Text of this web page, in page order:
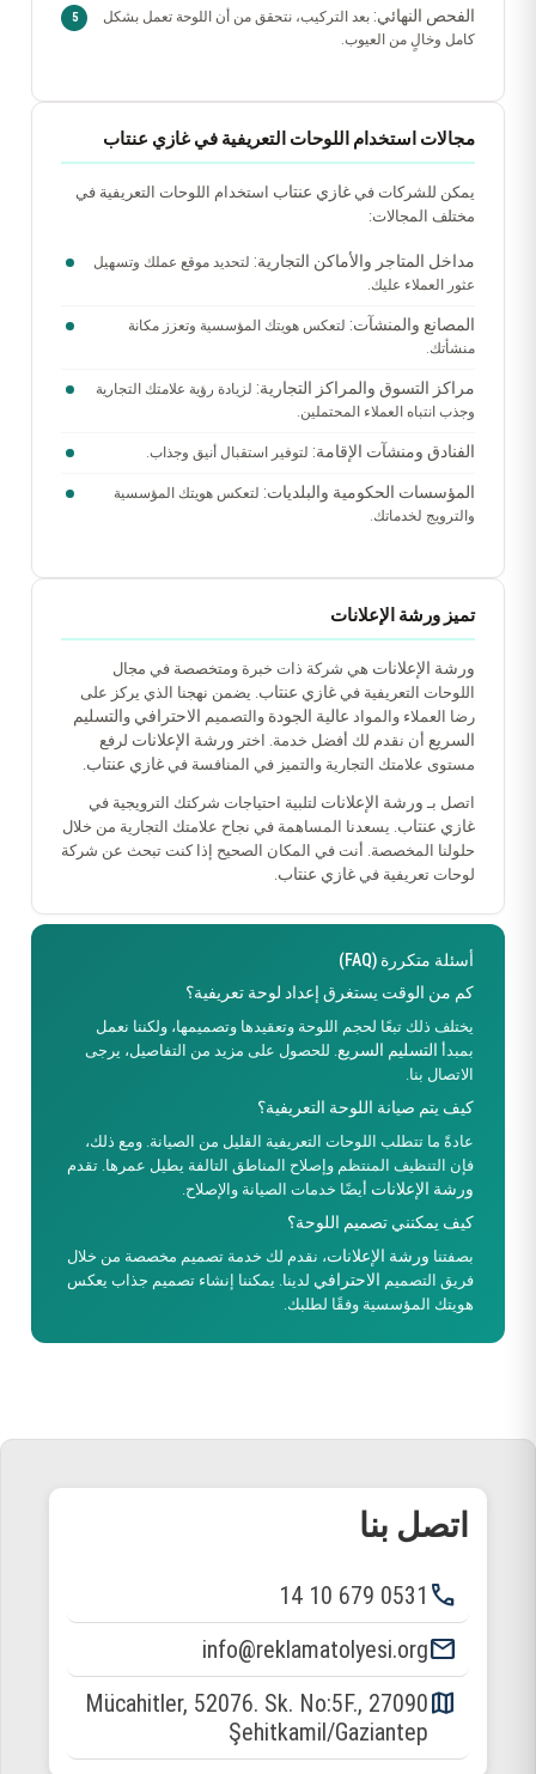
الفحص النهائي: بعد التركيب، نتحقق من أن اللوحة تعمل بشكل
كامل وخالٍ من العيوب.
مجالات استخدام اللوحات التعريفية في غازي عنتاب
يمكن للشركات في غازي عنتاب استخدام اللوحات التعريفية في
مختلف المجالات:
مداخل المتاجر والأماكن التجارية: لتحديد موقع عملك وتسهيل
عثور العملاء عليك.
المصانع والمنشآت: لتعكس هويتك المؤسسية وتعزز مكانة
منشأتك.
مراكز التسوق والمراكز التجارية: لزيادة رؤية علامتك التجارية
وجذب انتباه العملاء المحتملين.
الفنادق ومنشآت الإقامة: لتوفير استقبال أنيق وجذاب.
المؤسسات الحكومية والبلديات: لتعكس هويتك المؤسسية
والترويج لخدماتك.
تميز ورشة الإعلانات
ورشة الإعلانات هي شركة ذات خبرة ومتخصصة في مجال
اللوحات التعريفية في غازي عنتاب. يضمن نهجنا الذي يركز على
رضا العملاء والمواد عالية الجودة والتصميم الاحترافي والتسليم
السريع أن نقدم لك أفضل خدمة. اختر ورشة الإعلانات لرفع
مستوى علامتك التجارية والتميز في المنافسة في غازي عنتاب.
اتصل بـ ورشة الإعلانات لتلبية احتياجات شركتك الترويجية في
غازي عنتاب. يسعدنا المساهمة في نجاح علامتك التجارية من خلال
حلولنا المخصصة. أنت في المكان الصحيح إذا كنت تبحث عن شركة
لوحات تعريفية في غازي عنتاب.
أسئلة متكررة (FAQ)
كم من الوقت يستغرق إعداد لوحة تعريفية؟
يختلف ذلك تبعًا لحجم اللوحة وتعقيدها وتصميمها، ولكننا نعمل
بمبدأ التسليم السريع. للحصول على مزيد من التفاصيل، يرجى
الاتصال بنا.
كيف يتم صيانة اللوحة التعريفية؟
عادةً ما تتطلب اللوحات التعريفية القليل من الصيانة. ومع ذلك،
فإن التنظيف المنتظم وإصلاح المناطق التالفة يطيل عمرها. تقدم
ورشة الإعلانات أيضًا خدمات الصيانة والإصلاح.
كيف يمكنني تصميم اللوحة؟
بصفتنا ورشة الإعلانات، نقدم لك خدمة تصميم مخصصة من خلال
فريق التصميم الاحترافي لدينا. يمكننا إنشاء تصميم جذاب يعكس
هويتك المؤسسية وفقًا لطلبك.
اتصل بنا
phone
0531 679 10 14
email
info@reklamatolyesi.org
map
Mücahitler, 52076. Sk. No:5F., 27090
Şehitkamil/Gaziantep